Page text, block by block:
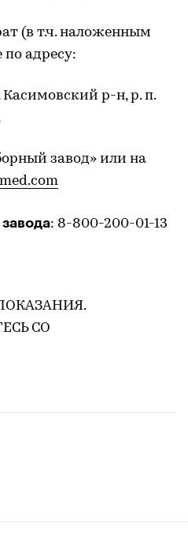
(в т.ч. наложенным
адресу:
Касимовский р-н, р. п.
завод» или на
: 8-800-200-01-13
СО